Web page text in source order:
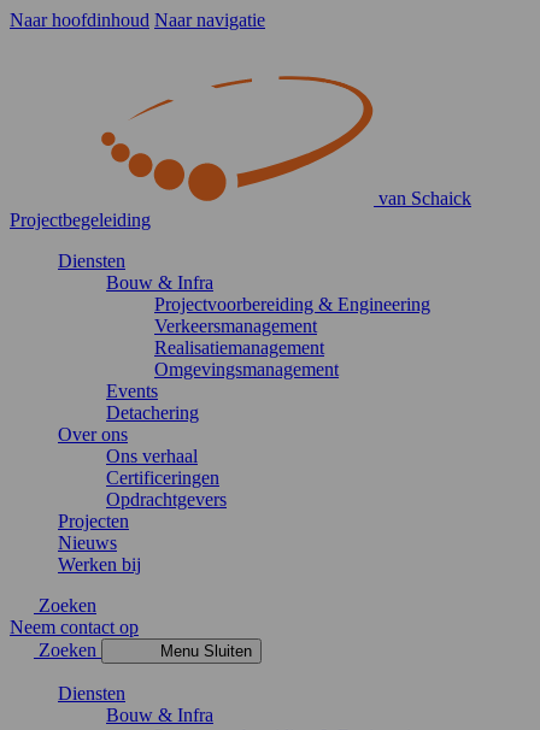
Naar hoofdinhoud Naar navigatie
van Schaick
Projectbegeleiding
Diensten
Bouw & Infra
Projectvoorbereiding & Engineering
Verkeersmanagement
Realisatiemanagement
Omgevingsmanagement
Events
Detachering
Over ons
Ons verhaal
Certificeringen
Opdrachtgevers
Projecten
Nieuws
Werken bij
Zoeken
Neem contact op
Zoeken
Menu Sluiten
Diensten
Bouw & Infra